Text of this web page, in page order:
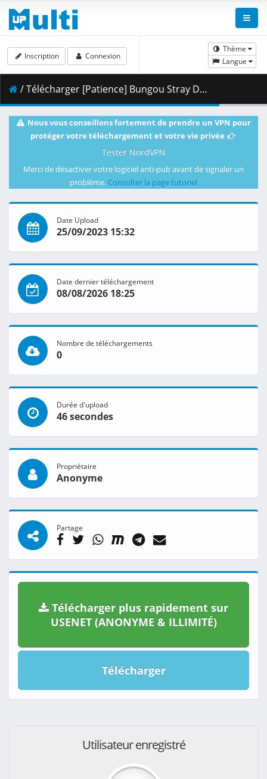
Thème
Langue
Inscription Connexion
/ Télécharger [Patience] Bungou Stray Dogs - 55 [1080p][AD573EDA].mkv.002 ( 488.07 MB )
Nous vous conseillons fortement de prendre un VPN pour
protéger votre téléchargement et votre vie privée
Tester NordVPN
Merci de désactiver votre logiciel anti-pub avant de signaler un
problème. Consulter la page tutoriel
Date Upload
25/09/2023 15:32
Date dernier téléchargement
08/08/2026 18:25
Nombre de téléchargements
0
Durée d'upload
46 secondes
Propriétaire
Anonyme
Partage
Télécharger plus rapidement sur
USENET (ANONYME & ILLIMITÉ)
Télécharger
Utilisateur enregistré